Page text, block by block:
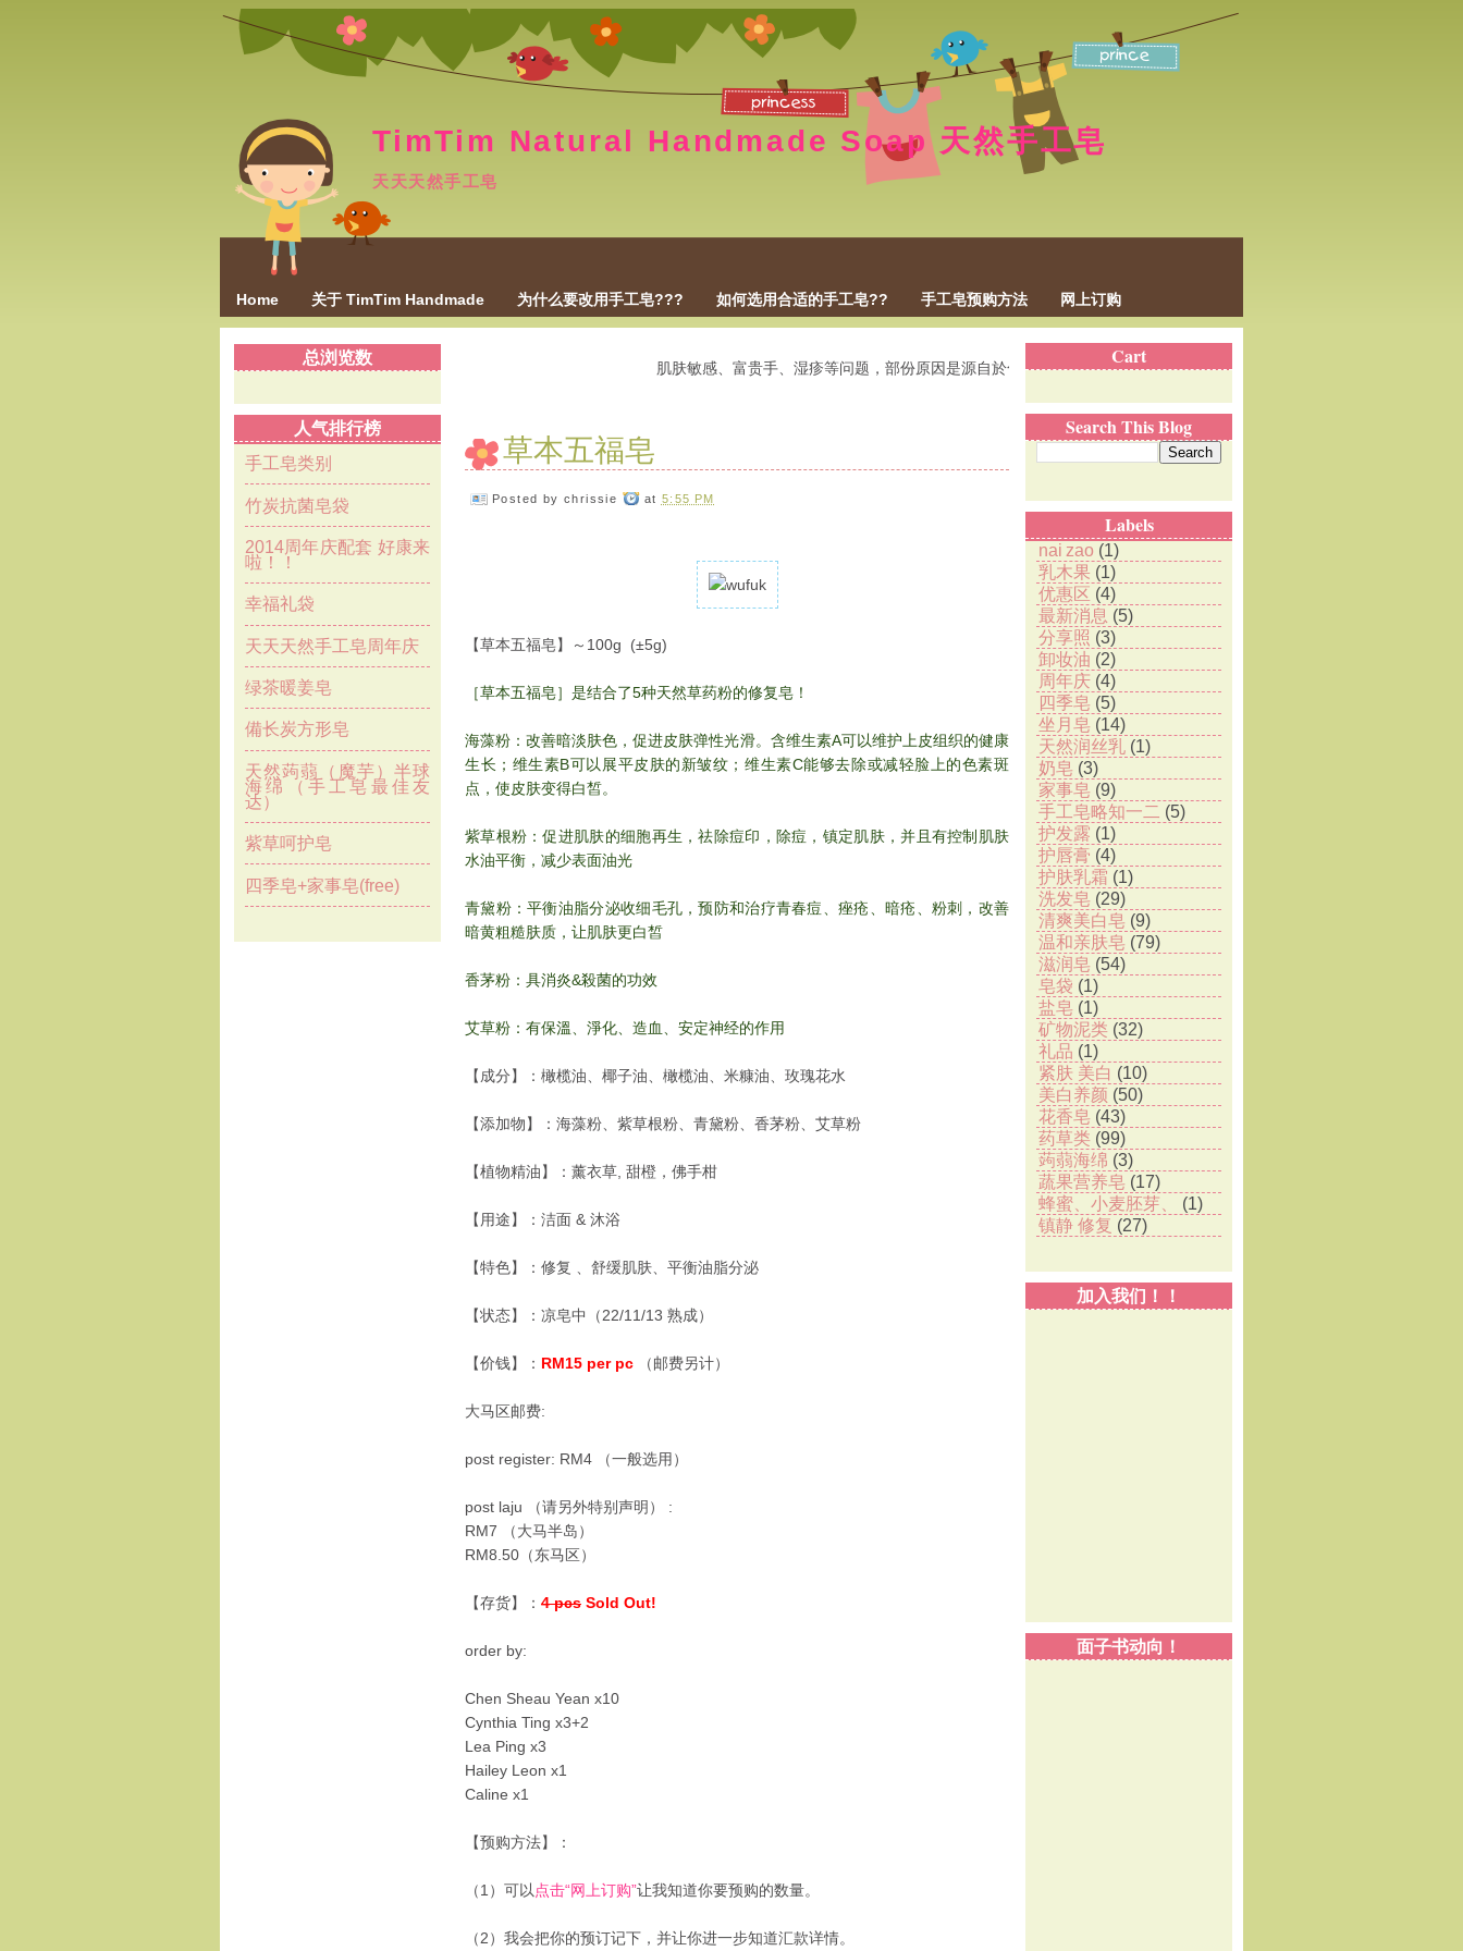
TimTim Natural Handmade Soap 天然手工皂
天天天然手工皂
Home 关于 TimTim Handmade 为什么要改用手工皂??? 如何选用合适的手工皂?? 手工皂预购方法 网上订购
总浏览数
人气排行榜
手工皂类别
竹炭抗菌皂袋
2014周年庆配套 好康来
啦！！
幸福礼袋
天天天然手工皂周年庆
绿茶暖姜皂
備长炭方形皂
天然蒟蒻（魔芋）半球
海绵（手工皂最佳友
达）
紫草呵护皂
四季皂+家事皂(free)
肌肤敏感、富贵手、湿疹等问题，部份原因是源自於化学和药物的残留物和副作用，结果导致肌肤的免疫力降低，毛孔阻塞
草本五福皂
Posted bychrissie at 5:55 PM
【草本五福皂】～100g (±5g)
［草本五福皂］是结合了5种天然草药粉的修复皂！
海藻粉：改善暗淡肤色，促进皮肤弹性光滑。含维生素A可以维护上皮组织的健康
生长；维生素B可以展平皮肤的新皱纹；维生素C能够去除或减轻脸上的色素斑
点，使皮肤变得白皙。
紫草根粉：促进肌肤的细胞再生，祛除痘印，除痘，镇定肌肤，并且有控制肌肤
水油平衡，减少表面油光
青黛粉：平衡油脂分泌收细毛孔，预防和治疗青春痘、痤疮、暗疮、粉刺，改善
暗黄粗糙肤质，让肌肤更白皙
香茅粉：具消炎&殺菌的功效
艾草粉：有保溫、淨化、造血、安定神经的作用
【成分】：橄榄油、椰子油、橄榄油、米糠油、玫瑰花水
【添加物】：海藻粉、紫草根粉、青黛粉、香茅粉、艾草粉
【植物精油】：薰衣草, 甜橙，佛手柑
【用途】：洁面 & 沐浴
【特色】：修复 、舒缓肌肤、平衡油脂分泌
【状态】：凉皂中（22/11/13 熟成）
【价钱】： RM15 per pc （邮费另计）
大马区邮费:
post register: RM4 （一般选用）
post laju （请另外特别声明） :
RM7 （大马半岛）
RM8.50（东马区）
【存货】： 4 pcs Sold Out!
order by:
Chen Sheau Yean x10
Cynthia Ting x3+2
Lea Ping x3
Hailey Leon x1
Caline x1
【预购方法】：
（1）可以 点击“网上订购”让我知道你要预购的数量。
（2）我会把你的预订记下，并让你进一步知道汇款详情。
Cart
Search This Blog
Labels
nai zao (1)
乳木果 (1)
优惠区 (4)
最新消息 (5)
分享照 (3)
卸妆油 (2)
周年庆 (4)
四季皂 (5)
坐月皂 (14)
天然润丝乳 (1)
奶皂 (3)
家事皂 (9)
手工皂略知一二 (5)
护发露 (1)
护唇膏 (4)
护肤乳霜 (1)
洗发皂 (29)
清爽美白皂 (9)
温和亲肤皂 (79)
滋润皂 (54)
皂袋 (1)
盐皂 (1)
矿物泥类 (32)
礼品 (1)
紧肤 美白 (10)
美白养颜 (50)
花香皂 (43)
药草类 (99)
蒟蒻海绵 (3)
蔬果营养皂 (17)
蜂蜜、小麦胚芽、 (1)
镇静 修复 (27)
加入我们！！
面子书动向！